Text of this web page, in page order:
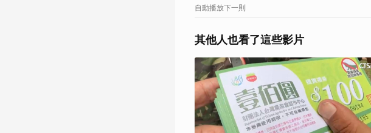
自動播放下一則
其他人也看了這些影片